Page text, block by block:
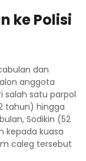
ke Polisi
dan
anggota
salah satu parpol
tahun) hingga
Sodikin (52
kepada kuasa
caleg tersebut